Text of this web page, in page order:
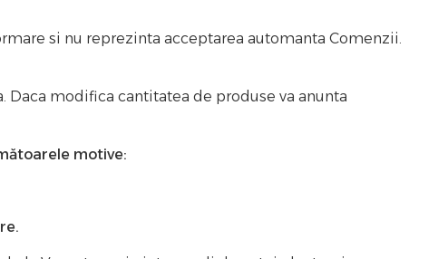
si nu reprezinta acceptarea automanta Comenzii.
modifica cantitatea de produse va anunta
motive: